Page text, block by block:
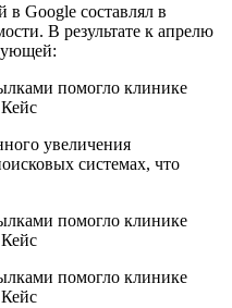
Google составлял в
В результате к апрелю
увеличения
системах, что